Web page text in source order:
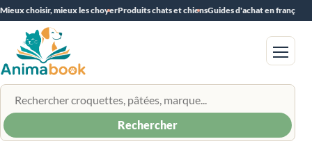
Mieux choisir, mieux les choyerProduits chats et chiensGuides d'achat en français
Rechercher un produit
Rechercher
Menu